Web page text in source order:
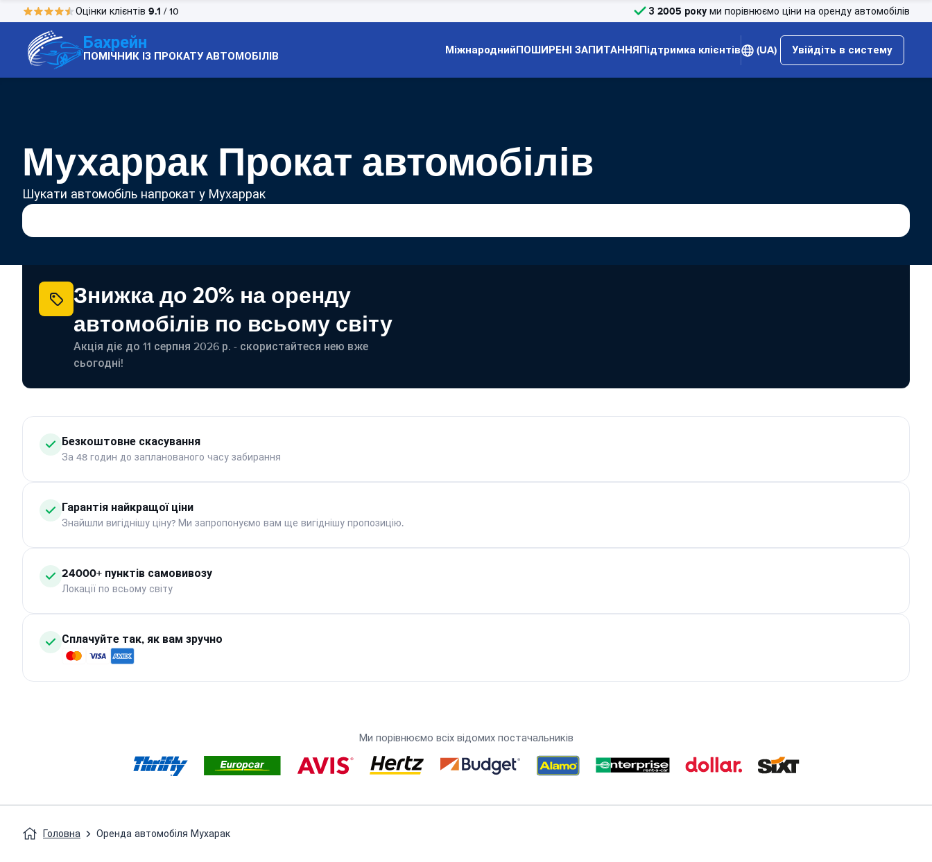
Оцінки клієнтів 9.1 / 10 З 2005 року ми порівнюємо ціни на оренду автомобілів
Бахрейн
ПОМІЧНИК ІЗ ПРОКАТУ АВТОМОБІЛІВ МіжнароднийПОШИРЕНІ ЗАПИТАННЯПідтримка клієнтів (UA) Увійдіть в систему
Мухаррак Прокат автомобілів
Шукати автомобіль напрокат у Мухаррак
Знижка до 20% на оренду
автомобілів по всьому світу
Акція діє до 11 серпня 2026 р. - скористайтеся нею вже
сьогодні!
Безкоштовне скасування
За 48 годин до запланованого часу забирання
Гарантія найкращої ціни
Знайшли вигіднішу ціну? Ми запропонуємо вам ще вигіднішу пропозицію.
24000+ пунктів самовивозу
Локації по всьому світу
Сплачуйте так, як вам зручно
Ми порівнюємо всіх відомих постачальників
Головна Оренда автомобіля Мухарак